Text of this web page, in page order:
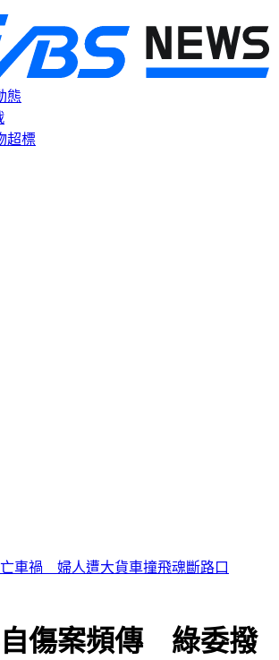
態
超標
貪汙案 高雄市議員范織欽遭檢調約談
自傷案頻傳 綠委撥